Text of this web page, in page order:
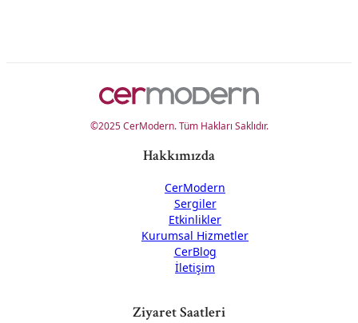
©2025 CerModern. Tüm Hakları Saklıdır.
Hakkımızda
CerModern
Sergiler
Etkinlikler
Kurumsal Hizmetler
CerBlog
İletişim
Ziyaret Saatleri